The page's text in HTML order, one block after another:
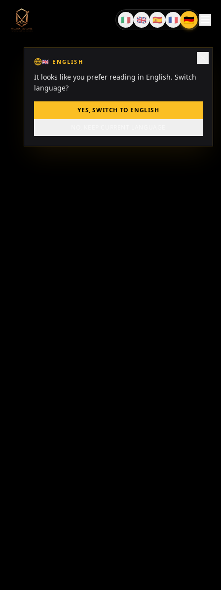
🇮🇹
IT 🇬🇧EN🇪🇸
ES 🇫🇷
FR 🇩🇪DE
🇬🇧 ENGLISH
It looks like you prefer reading in English. Switch
language?
YES, SWITCH TO ENGLISH